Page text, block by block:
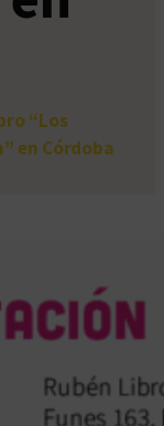
“Los
en Córdoba